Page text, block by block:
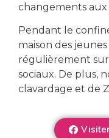
changements
Pendant le
maison des
régulièrement
sociaux. De plus,
clavardage et de